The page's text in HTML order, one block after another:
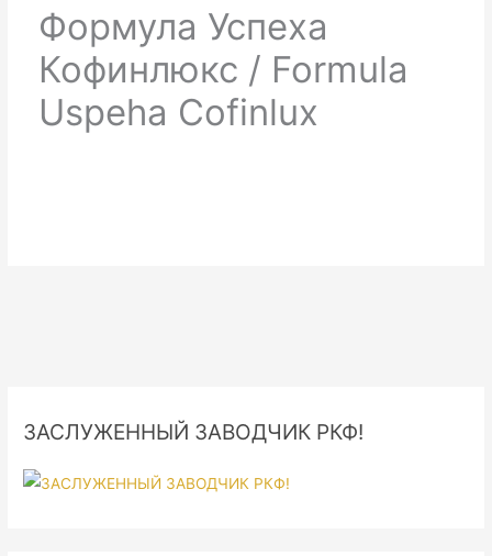
Формула Успеха
Кофинлюкс / Formula
Uspeha Cofinlux
ЗАСЛУЖЕННЫЙ ЗАВОДЧИК РКФ!